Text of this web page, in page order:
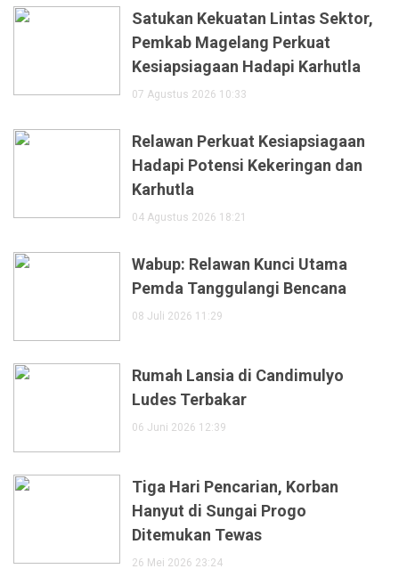
Satukan Kekuatan Lintas Sektor,
Pemkab Magelang Perkuat
Kesiapsiagaan Hadapi Karhutla
07 Agustus 2026 10:33
Relawan Perkuat Kesiapsiagaan
Hadapi Potensi Kekeringan dan
Karhutla
04 Agustus 2026 18:21
Wabup: Relawan Kunci Utama
Pemda Tanggulangi Bencana
08 Juli 2026 11:29
Rumah Lansia di Candimulyo
Ludes Terbakar
06 Juni 2026 12:39
Tiga Hari Pencarian, Korban
Hanyut di Sungai Progo
Ditemukan Tewas
26 Mei 2026 23:24